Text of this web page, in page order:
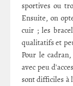
sportives ou
Ensuite, on
cuir ; les
qualitatifs et
Pour le
avec peu
sont difficiles à